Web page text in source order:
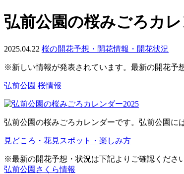
弘前公園の桜みごろカレ
2025.04.22 桜の開花予想・開花情報・開花状況
※新しい情報が発表されています。 最新の開花予
弘前公園 桜情報
弘前公園の桜みごろカレンダーです。弘前公園に
見どころ・花見スポット・楽しみ方
※最新の開花予想・状況は下記よりご確認ください
弘前公園さくら情報